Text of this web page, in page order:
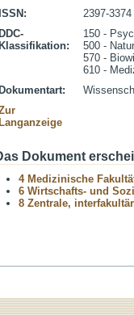
ISSN:
2397-3374
DDC-
Klassifikation:
150 -
500 -
570 -
610 -
Dokumentart:
Langanzeige
Dokument
4 Medizinische
6 Wirtschafts- und
8 Zentrale,